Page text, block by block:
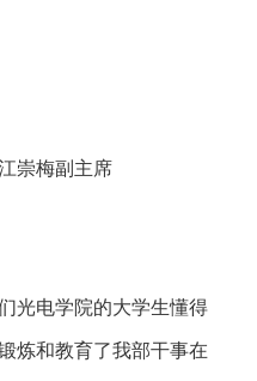
崇梅副主席
光电学院的大学生懂得
炼和教育了我部干事在